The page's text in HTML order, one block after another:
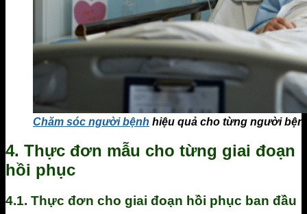
Chăm sóc người bệnh hiệu quả cho từng người
4. Thực đơn mẫu cho từng giai đoạn
hồi phục
4.1. Thực đơn cho giai đoạn hồi phục ban đầu